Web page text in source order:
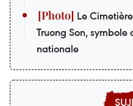
Le
Truong Son, symbole
nationale